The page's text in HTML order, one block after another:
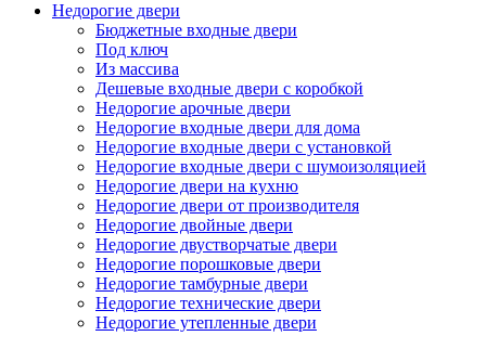
Недорогие двери
Бюджетные входные двери
Под ключ
Из массива
Дешевые входные двери с коробкой
Недорогие арочные двери
Недорогие входные двери для дома
Недорогие входные двери с установкой
Недорогие входные двери с шумоизоляцией
Недорогие двери на кухню
Недорогие двери от производителя
Недорогие двойные двери
Недорогие двустворчатые двери
Недорогие порошковые двери
Недорогие тамбурные двери
Недорогие технические двери
Недорогие утепленные двери